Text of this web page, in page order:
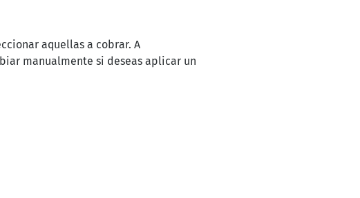
aquellas a cobrar. A
manualmente si deseas aplicar un